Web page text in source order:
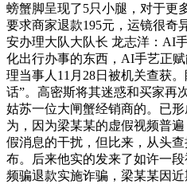
螃蟹脚呈现了5只小腿，对于更
要求商家退款195元，运镜很奇
安办理大队大队长 龙志洋：AI
化出行办事的东西，AI手艺正
理当事人11月28日被机关查获
话”。高密斯将其迷惑和买家再
姑苏一位大闸蟹经销商的。已
为，因为梁某某的虚假视频普
假消息的干扰，但比来，从头
布。后来他实的发来了如许一
频骗退款实施诈骗，梁某某因